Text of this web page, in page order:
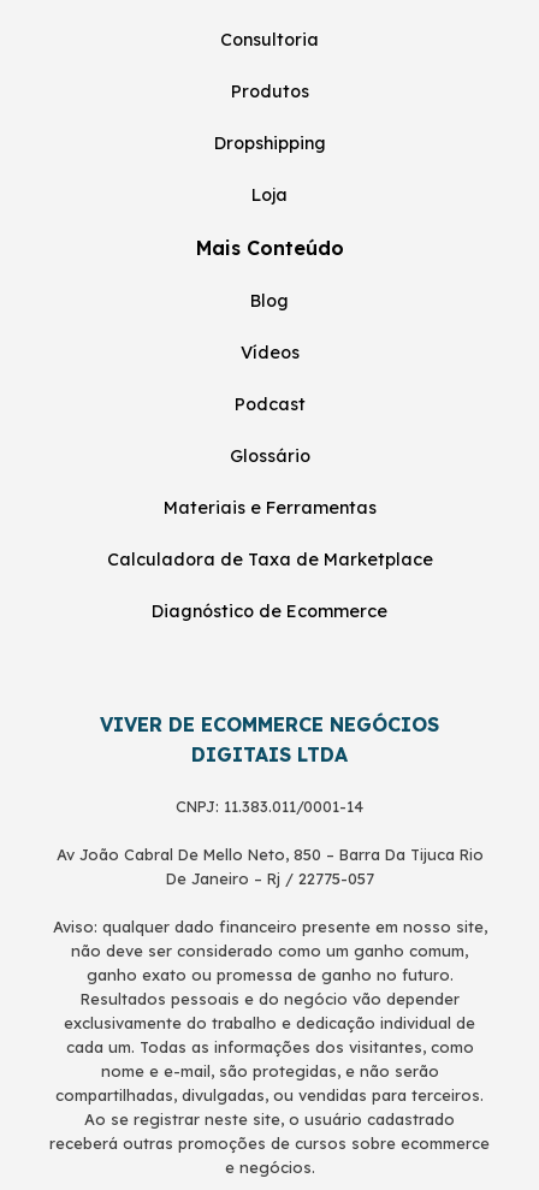
Consultoria
Produtos
Dropshipping
Loja
Mais Conteúdo
Blog
Vídeos
Podcast
Glossário
Materiais e Ferramentas
Calculadora de Taxa de Marketplace
Diagnóstico de Ecommerce
VIVER DE ECOMMERCE NEGÓCIOS
DIGITAIS LTDA
CNPJ: 11.383.011/0001-14
Av João Cabral De Mello Neto, 850 – Barra Da Tijuca Rio
De Janeiro – Rj / 22775-057
Aviso: qualquer dado financeiro presente em nosso site,
não deve ser considerado como um ganho comum,
ganho exato ou promessa de ganho no futuro.
Resultados pessoais e do negócio vão depender
exclusivamente do trabalho e dedicação individual de
cada um. Todas as informações dos visitantes, como
nome e e-mail, são protegidas, e não serão
compartilhadas, divulgadas, ou vendidas para terceiros.
Ao se registrar neste site, o usuário cadastrado
receberá outras promoções de cursos sobre ecommerce
e negócios.